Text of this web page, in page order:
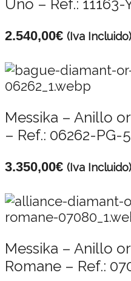
Uno – Ref.: 11163-
2.540,00€ (Iva Incluido)
Messika – Anillo
– Ref.: 06262-PG-
3.350,00€ (Iva Incluido)
Messika – Anillo
Romane – Ref.: